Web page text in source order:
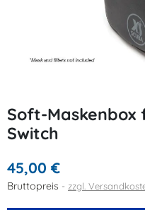
Soft-Maskenbox
Switch
45,00 €
Bruttopreis zzgl.